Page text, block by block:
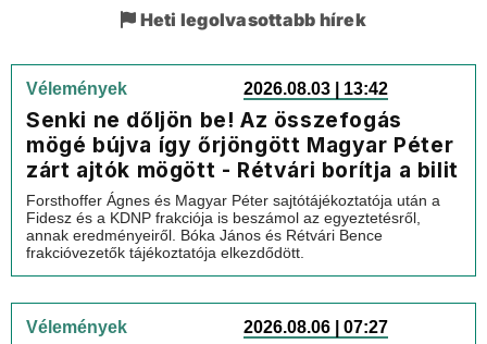
Heti legolvasottabb hírek
Vélemények 2026.08.03 | 13:42
Senki ne dőljön be! Az összefogás
mögé bújva így őrjöngött Magyar Péter
zárt ajtók mögött - Rétvári borítja a bilit
Forsthoffer Ágnes és Magyar Péter sajtótájékoztatója után a
Fidesz és a KDNP frakciója is beszámol az egyeztetésről,
annak eredményeiről. Bóka János és Rétvári Bence
frakcióvezetők tájékoztatója elkezdődött.
Vélemények 2026.08.06 | 07:27